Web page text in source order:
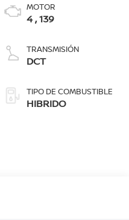
MOTOR
4 , 139
TRANSMISIÓN
DCT
TIPO DE COMBUSTIBLE
HIBRIDO